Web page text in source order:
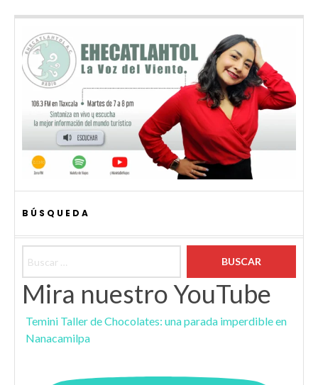
BÚSQUEDA
Mira nuestro YouTube
Temini Taller de Chocolates: una parada imperdible en
Nanacamilpa